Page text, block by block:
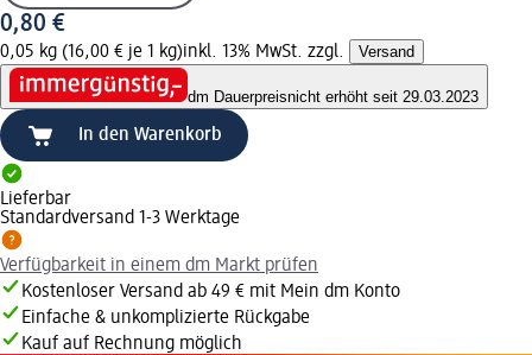
0,80 €
0,05 kg (16,00 € je 1 kg)inkl. 13% MwSt. zzgl. Versand
dm Dauerpreisnicht erhöht seit 29.03.2023
In den Warenkorb
Lieferbar
Standardversand 1-3 Werktage
Verfügbarkeit in einem dm Markt prüfen
Kostenloser Versand ab 49 € mit Mein dm Konto
Einfache & unkomplizierte Rückgabe
Kauf auf Rechnung möglich